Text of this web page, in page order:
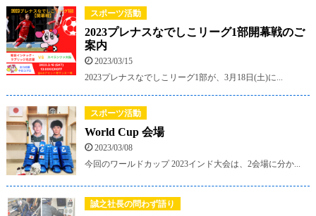
スポーツ活動
2023プレナスなでしこリーグ1部開幕戦のご
案内
2023/03/15
2023プレナスなでしこリーグ1部が、3月18日(土)に...
スポーツ活動
World Cup 会場
2023/03/08
今回のワールドカップ 2023インド大会は、2会場に分か...
誠之社長の問わず語り